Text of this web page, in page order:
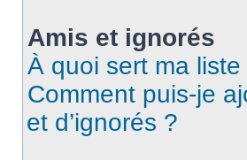
Amis et ignorés
À quoi sert ma liste
Comment puis-je
et d’ignorés ?